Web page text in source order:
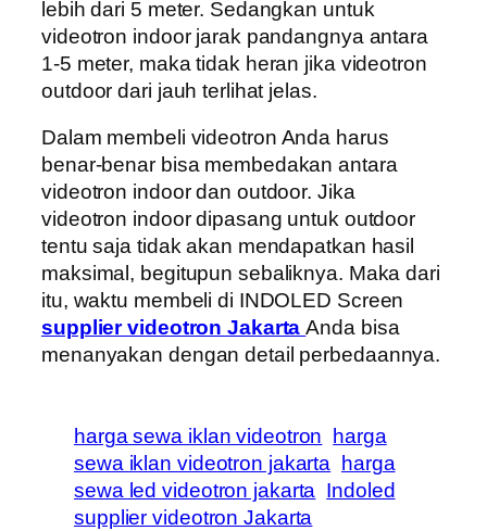
lebih dari 5 meter. Sedangkan untuk
videotron indoor jarak pandangnya antara
1-5 meter, maka tidak heran jika videotron
outdoor dari jauh terlihat jelas.
Dalam membeli videotron Anda harus
benar-benar bisa membedakan antara
videotron indoor dan outdoor. Jika
videotron indoor dipasang untuk outdoor
tentu saja tidak akan mendapatkan hasil
maksimal, begitupun sebaliknya. Maka dari
itu, waktu membeli di INDOLED Screen
supplier videotron JakartaAnda bisa
menanyakan dengan detail perbedaannya.
harga sewa iklan videotron
harga
sewa iklan videotron jakarta
harga
sewa led videotron jakarta Indoled
supplier videotron Jakarta